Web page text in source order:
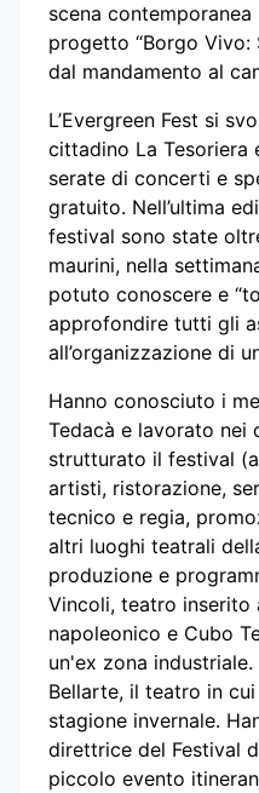
scena
progetto “Borgo Vivo:
dal mandamento al
L’Evergreen Fest si
cittadino La Tesoriera
serate di concerti e
gratuito. Nell’ultima
festival sono state
maurini, nella
potuto conoscere e
approfondire tutti gli
all’organizzazione di
Hanno conosciuto i
Tedacà e lavorato nei
strutturato il festival
artisti, ristorazione,
tecnico e regia,
altri luoghi teatrali
produzione e
Vincoli, teatro inserito
napoleonico e Cubo
un'ex zona
Bellarte, il teatro in
stagione invernale.
direttrice del Festival
piccolo evento